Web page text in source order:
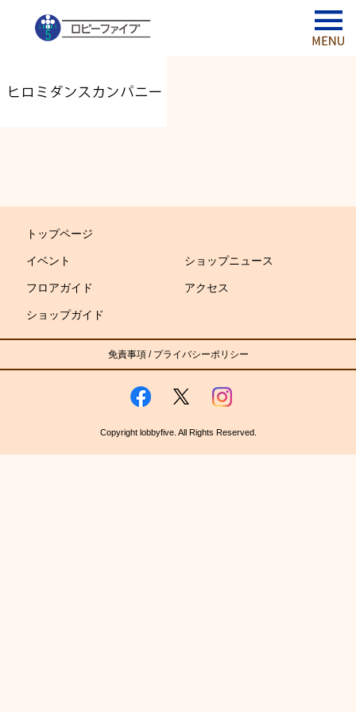
トップページ
イベント ショップニュース
フロアガイド アクセス
ショップガイド
免責事項/ プライバシーポリシー
Copyright lobbyfive. All Rights Reserved.